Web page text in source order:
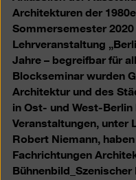
Architekturen der
Sommersemester
Lehrveranstaltung
Jahre – begreifbar für
Blockseminar wurden
Architektur und des
in Ost- und West-
Veranstaltungen, unter
Robert Niemann,
Fachrichtungen